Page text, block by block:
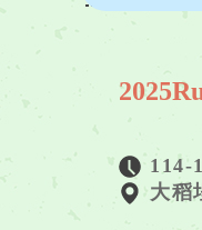
114-
大稻